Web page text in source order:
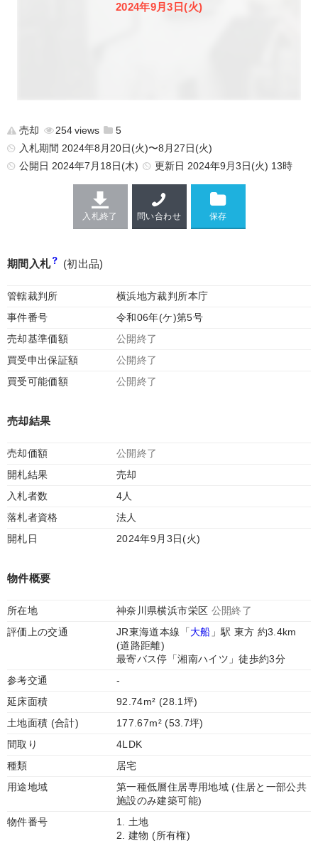
2024年9月3日(火)
売却 254
5
入札期間 2024年8月20日(火)〜8月27日(火)
公開日 2024年7月18日(木) 更新日 2024年9月3日(火) 13時
入札終了 問い合わせ
期間入札 (初出品)
管轄裁判所
横浜地方裁判所本庁
事件番号
令和06年(ケ)第5号
売却基準価額
公開終了
買受申出保証額
公開終了
買受可能価額
公開終了
売却結果
売却価額
公開終了
開札結果
売却
入札者数
4人
落札者資格
法人
開札日
2024年9月3日(火)
物件概要
所在地 神奈川県横浜市栄区 公開終了
評価上の交通
JR東海道本線「大船 」駅 東方 約3.4km
(道路距離)
最寄バス停「湘南ハイツ」徒歩約3分
参考交通
-
延床面積
92.74m² (28.1坪)
土地面積 (合計)
177.67m² (53.7坪)
間取り
4LDK
種類
居宅
用途地域
第一種低層住居専用地域 (住居と一部公共
施設のみ建築可能)
物件番号
1. 土地
2. 建物 (所有権)